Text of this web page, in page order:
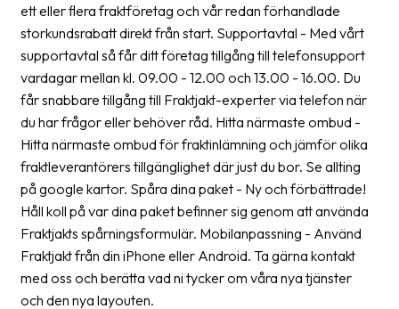
Downloads
Barcode
scanner
Support
About
the
company
About
Fraktjakt
Media
ett eller flera fraktföretag och vår redan förhandlade
storkundsrabatt direkt från start. Supportavtal - Med vårt
supportavtal så får ditt företag tillgång till telefonsupport
vardagar mellan kl. 09.00 - 12.00 och 13.00 - 16.00. Du
får snabbare tillgång till Fraktjakt-experter via telefon när
du har frågor eller behöver råd. Hitta närmaste ombud -
Hitta närmaste ombud för fraktinlämning och jämför olika
fraktleverantörers tillgänglighet där just du bor. Se allting
på google kartor. Spåra dina paket - Ny och förbättrade!
Håll koll på var dina paket befinner sig genom att använda
Fraktjakts spårningsformulär. Mobilanpassning - Använd
Fraktjakt från din iPhone eller Android. Ta gärna kontakt
med oss och berätta vad ni tycker om våra nya tjänster
och den nya layouten.